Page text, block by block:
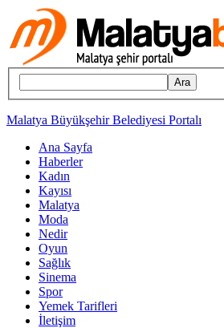
Ara
Malatya Büyükşehir Belediyesi Portalı
Ana Sayfa
Haberler
Kadın
Kayısı
Malatya
Moda
Nedir
Oyun
Sağlık
Sinema
Spor
Yemek Tarifleri
İletişim